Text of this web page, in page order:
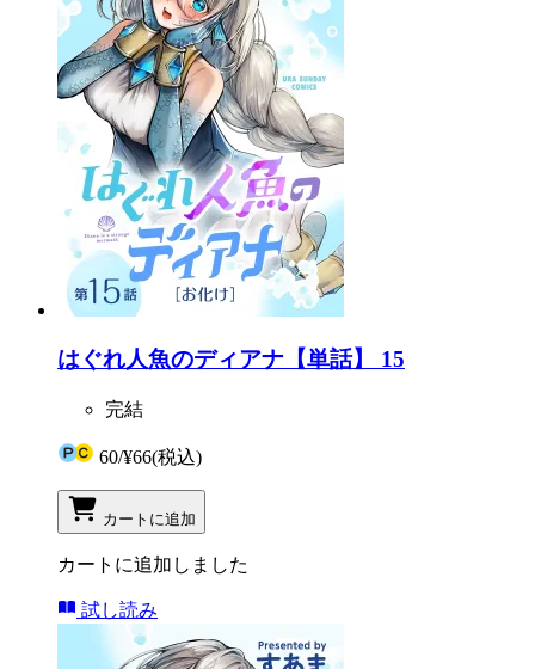
はぐれ人魚のディアナ【単話】 15
完結
60/¥66(税込)
カートに追加
カートに追加しました
試し読み